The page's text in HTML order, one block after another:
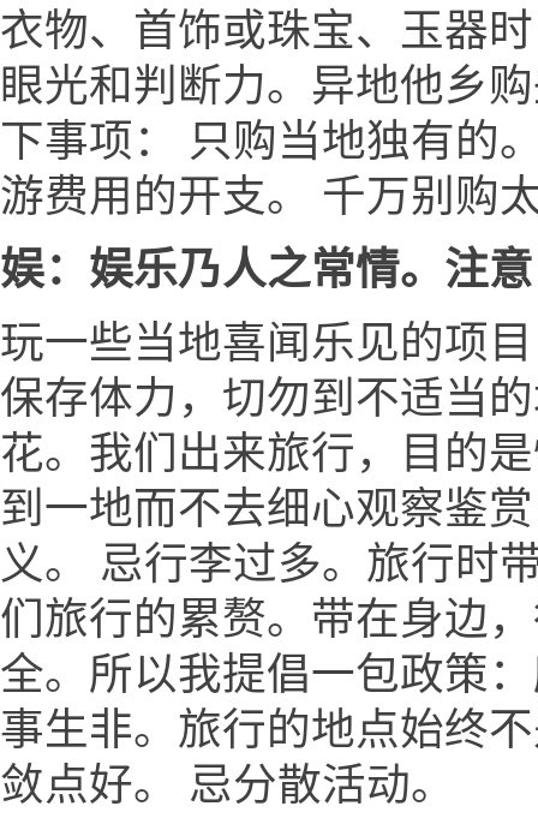
衣物、首饰或珠宝、玉器
眼光和判断力。异地他乡
下事项： 只购当地独有的
游费用的开支。 千万别购
娱：娱乐乃人之常情。注
玩一些当地喜闻乐见的项
保存体力，切勿到不适当
花。我们出来旅行，目的
到一地而不去细心观察鉴
义。 忌行李过多。旅行时
们旅行的累赘。带在身边
全。所以我提倡一包政策
事生非。旅行的地点始终
敛点好。 忌分散活动。